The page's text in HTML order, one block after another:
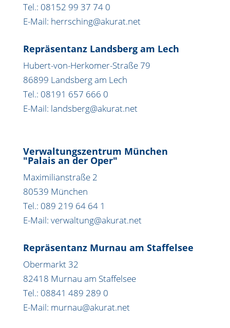
Tel.: 08152 99 37 74 0
E-Mail: herrsching@akurat.net
Repräsentanz Landsberg am Lech
Hubert-von-Herkomer-Straße 79
86899 Landsberg am Lech
Tel.: 08191 657 666 0
E-Mail: landsberg@akurat.net
Verwaltungszentrum München
"Palais an der Oper"
Maximilianstraße 2
80539 München
Tel.: 089 219 64 64 1
E-Mail: verwaltung@akurat.net
Repräsentanz Murnau am Staffelsee
Obermarkt 32
82418 Murnau am Staffelsee
Tel.: 08841 489 289 0
E-Mail: murnau@akurat.net